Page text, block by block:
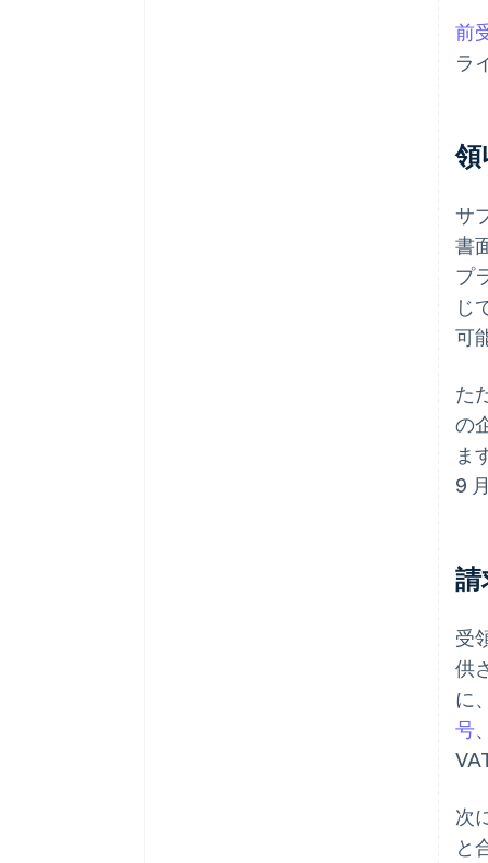
前
ラ
サ
書
プ
じ
可
た
の
ま
9
受
供
に
号
次
と